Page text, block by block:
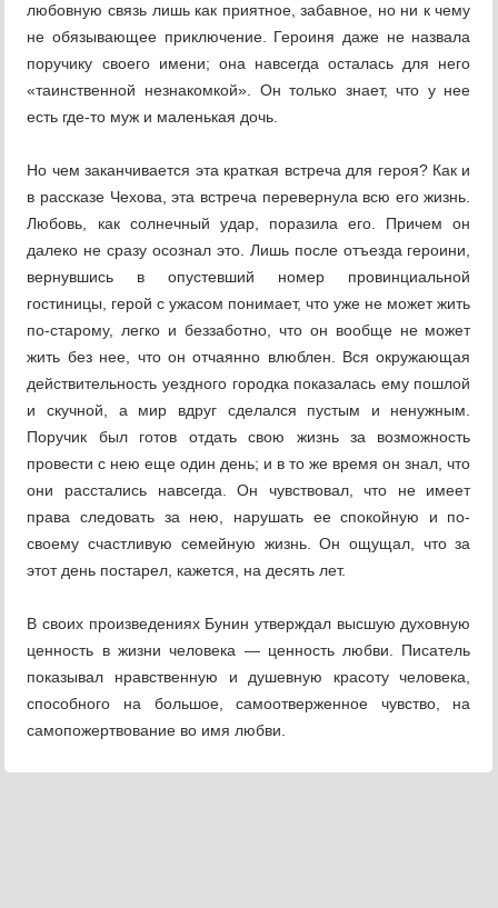
любовную связь лишь как приятное, забавное, но ни к чему
не обязывающее приключение. Героиня даже не назвала
поручику своего имени; она навсегда осталась для него
«таинственной незнакомкой». Он только знает, что у нее
есть где-то муж и маленькая дочь.
Но чем заканчивается эта краткая встреча для героя? Как и
в рассказе Чехова, эта встреча перевернула всю его жизнь.
Любовь, как солнечный удар, поразила его. При­чем он
далеко не сразу осознал это. Лишь после отъезда героини,
вернувшись в опустевший номер провинциальной
гостиницы, герой с ужасом понимает, что уже не может жить
по-старому, легко и беззаботно, что он вообще не может
жить без нее, что он отчаянно влюблен. Вся окру­жающая
действительность уездного городка показалась ему пошлой
и скучной, а мир вдруг сделался пустым и ненуж­ным.
Поручик был готов отдать свою жизнь за возмож­ность
провести с нею еще один день; и в то же время он знал, что
они расстались навсегда. Он чувствовал, что не имеет
права следовать за нею, нарушать ее спокойную и по-
своему счастливую семейную жизнь. Он ощущал, что за
этот день постарел, кажется, на десять лет.
В своих произведениях Бунин утверждал высшую ду­ховную
ценность в жизни человека — ценность любви. Пи­сатель
показывал нравственную и душевную красоту че­ловека,
способного на большое, самоотверженное чувство, на
самопожертвование во имя любви.